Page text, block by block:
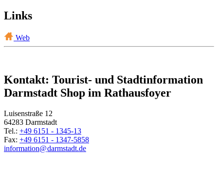
Links
Web
Kontakt: Tourist- und Stadtinformation
Darmstadt Shop im Rathausfoyer
Luisenstraße 12
64283 Darmstadt
Tel.: +49 6151 - 1345-13
Fax: +49 6151 - 1347-5858
information@darmstadt.de